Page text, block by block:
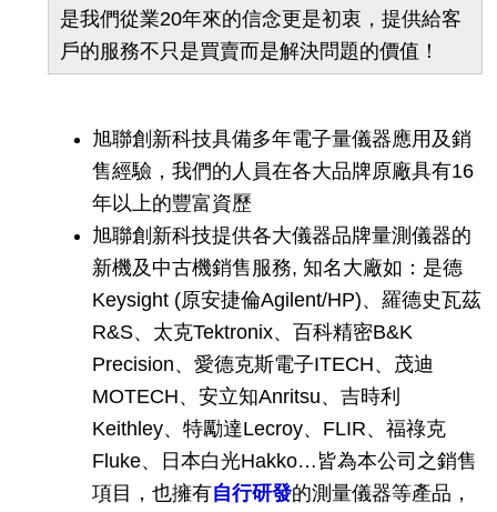
是我們從業20年來的信念更是初衷，提供給客
戶的服務不只是買賣而是解決問題的價值！
旭聯創新科技具備多年電子量儀器應用及銷
售經驗，我們的人員在各大品牌原廠具有16
年以上的豐富資歷
旭聯創新科技提供各大儀器品牌量測儀器的
新機及中古機銷售服務, 知名大廠如：是德
Keysight (原安捷倫Agilent/HP)、羅德史瓦茲
R&S、太克Tektronix、百科精密B&K
Precision、愛德克斯電子ITECH、茂迪
MOTECH、安立知Anritsu、吉時利
Keithley、特勵達Lecroy、FLIR、福祿克
Fluke、日本白光Hakko…皆為本公司之銷售
項目，也擁有自行研發的測量儀器等產品，